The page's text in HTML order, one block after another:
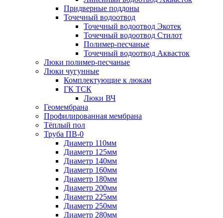
Придверные поддоны
Точечный водоотвод
Точечный водоотвод Экотек
Точечный водоотвод Стилот
Полимер-песчаные
Точечный водоотвод Аквасток
Люки полимер-песчаные
Люки чугунные
Комплектующие к люкам
ГК ТСК
Люки ВЧ
Геомембрана
Профилированная мембрана
Тёплый пол
Труба ПВ-0
Диаметр 110мм
Диаметр 125мм
Диаметр 140мм
Диаметр 160мм
Диаметр 180мм
Диаметр 200мм
Диаметр 225мм
Диаметр 250мм
Диаметр 280мм